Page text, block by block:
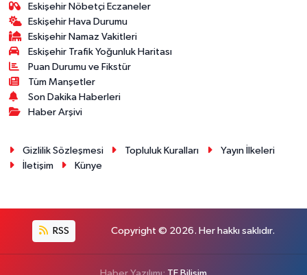
Eskişehir Nöbetçi Eczaneler
Eskişehir Hava Durumu
Eskişehir Namaz Vakitleri
Eskişehir Trafik Yoğunluk Haritası
Puan Durumu ve Fikstür
Tüm Manşetler
Son Dakika Haberleri
Haber Arşivi
Gizlilik Sözleşmesi Topluluk Kuralları
Yayın İlkeleri
İletişim
Künye
RSS Copyright © 2026. Her hakkı saklıdır.